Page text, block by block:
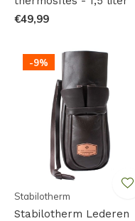
€49,99
-9%
Stabilotherm
Stabilotherm Lederen